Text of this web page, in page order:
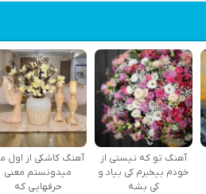
آهنگ تو که نیستی از
خودم بیخبرم کی بیاد و
کی بشه
آهنگ کاشکی از اول
میدونستم معنی
حرفهایی که